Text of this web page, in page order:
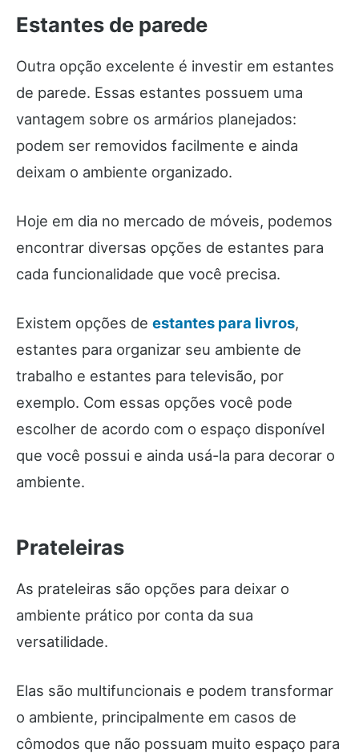
Estantes de parede
Outra opção excelente é investir em estantes
de parede. Essas estantes possuem uma
vantagem sobre os armários planejados:
podem ser removidos facilmente e ainda
deixam o ambiente organizado.
Hoje em dia no mercado de móveis, podemos
encontrar diversas opções de estantes para
cada funcionalidade que você precisa.
Existem opções de estantes para livros,
estantes para organizar seu ambiente de
trabalho e estantes para televisão, por
exemplo. Com essas opções você pode
escolher de acordo com o espaço disponível
que você possui e ainda usá-la para decorar o
ambiente.
Prateleiras
As prateleiras são opções para deixar o
ambiente prático por conta da sua
versatilidade.
Elas são multifuncionais e podem transformar
o ambiente, principalmente em casos de
cômodos que não possuam muito espaço para